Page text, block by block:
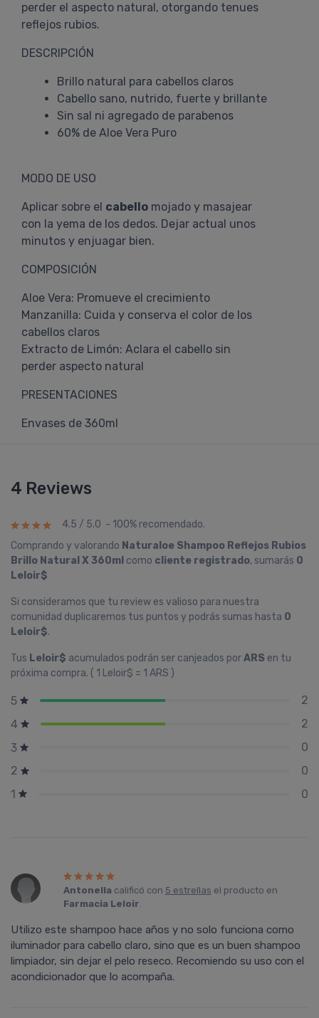
perder el aspecto natural, otorgando tenues
reflejos rubios.
DESCRIPCIÓN
Brillo natural para cabellos claros
Cabello sano, nutrido, fuerte y brillante
Sin sal ni agregado de parabenos
60% de Aloe Vera Puro
MODO DE USO
Aplicar sobre el cabello mojado y masajear
con la yema de los dedos. Dejar actual unos
minutos y enjuagar bien.
COMPOSICIÓN
Aloe Vera: Promueve el crecimiento
Manzanilla: Cuida y conserva el color de los
cabellos claros
Extracto de Limón: Aclara el cabello sin
perder aspecto natural
PRESENTACIONES
Envases de 360ml
4 Reviews
4.5 / 5.0 - 100% recomendado.
Comprando y valorando Naturaloe Shampoo Reflejos Rubios
Brillo Natural X 360ml como cliente registrado, sumarás 0
Leloir$
Si consideramos que tu review es valioso para nuestra
comunidad duplicaremos tus puntos y podrás sumas hasta 0
Leloir$.
Tus Leloir$ acumulados podrán ser canjeados porARS en tu
próxima compra. ( 1 Leloir$ = 1 ARS )
5
2
4
2
3
0
2
0
1
0
Antonella calificó con 5 estrellas el producto en
Farmacia Leloir.
Utilizo este shampoo hace años y no solo funciona como
iluminador para cabello claro, sino que es un buen shampoo
limpiador, sin dejar el pelo reseco. Recomiendo su uso con el
acondicionador que lo acompaña.